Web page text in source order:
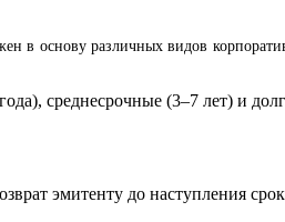
в основу различных видов
среднесрочные (3–7 лет) и
эмитенту до наступления